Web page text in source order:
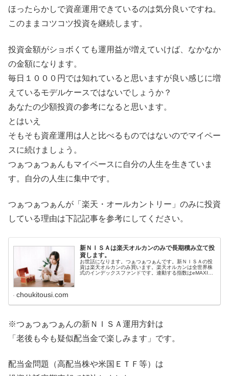
ほったらかしで資産運用できているのは気分良いですね。
このままコツコツ投資を継続します。
投資金額がショボくても運用益が増えていけば、なかなか
の金額になります。
毎日１０００円では知れていると思いますが良い感じに増
えているモデルケースではないでしょうか？
あなたの少額投資の参考になると思います。
とはいえ
そもそも資産運用は人と比べるものではないのでマイペー
スに続けましょう。
つぁつぁつぁんもマイペースに自分の人生を生きていま
す。自分の人生に集中です。
つぁつぁつぁんが「楽天・オールカントリー」のみに投資
している理由は下記記事を参考にしてください。
新ＮＩＳＡは楽天オルカンのみで長期積み立て投
資します。
お世話になります。つぁつぁつぁんです。新ＮＩＳＡの投
資は楽天オルカンのみ買います。楽天オルカンは全世界株
式のインデックスファンドです。連動する指数はeMAXIS
choukitousi.com
※つぁつぁつぁんの新ＮＩＳＡ運用方針は
「老後も今も疑似配当金で楽しみます」です。
配当金問題（高配当株や米国ＥＴＦ等）は